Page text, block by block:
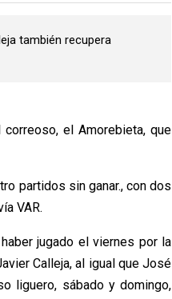
también recupera
el Amorebieta, que
partidos sin ganar., con dos
VAR.
jugado el viernes por la
Calleja, al igual que José
liguero, sábado y domingo,